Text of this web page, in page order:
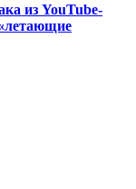
из YouTube-